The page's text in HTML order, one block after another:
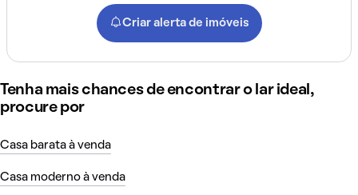
Criar alerta de imóveis
Tenha mais chances de encontrar o lar ideal,
procure por
Casa barata à venda
Casa moderno à venda